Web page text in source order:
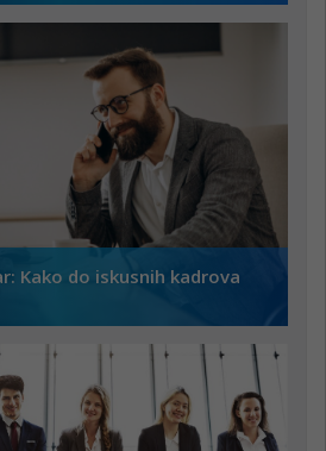
Kako do iskusnih kadrova